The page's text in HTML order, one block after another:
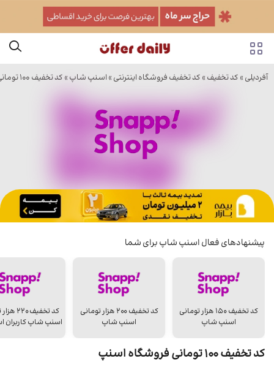
آفردیلی » کد تخفیف » کد تخفیف فروشگاه اینترنتی »اسنپ شاپ» کد تخفیف ۱۰۰ تومانی فروشگاه اسنپ
پیشنهادهای فعال اسنپ شاپ برای شما
کد تخفیف ۱۵۰ هزار تومانی
اسنپ شاپ
کد تخفیف ۲۰۰ هزار تومانی
اسنپ شاپ
کد تخفیف
اسنپ شاپ کاربران
کد تخفیف ۱۰۰ تومانی فروشگاه اسنپ